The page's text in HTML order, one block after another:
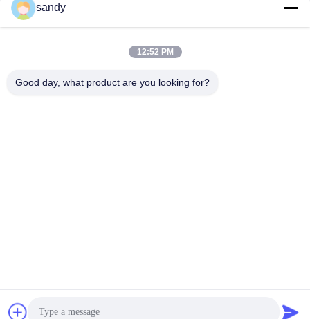
चीन अच्छी गुणवत्ता रासायनिक भंडारण कैबिनेट देने वाला। कॉपीराइट © 2012-2026
sandy
12:52 PM
Good day, what product are you looking for?